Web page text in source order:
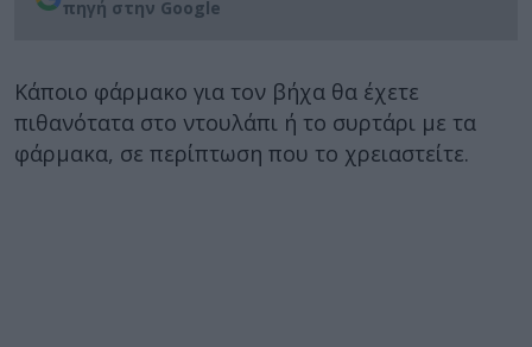
πηγή στην Google
Κάποιο φάρμακο για τον βήχα θα έχετε
πιθανότατα στο ντουλάπι ή το συρτάρι με τα
φάρμακα, σε περίπτωση που το χρειαστείτε.